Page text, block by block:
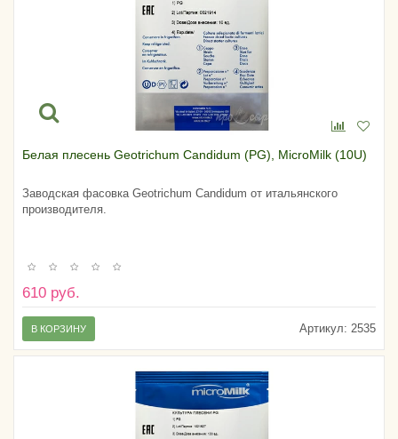
Белая плесень Geotrichum Candidum (PG), MicroMilk (10U)
Заводская фасовка Geotrichum Candidum от итальянского
производителя.
610 руб.
Артикул: 2535
В КОРЗИНУ